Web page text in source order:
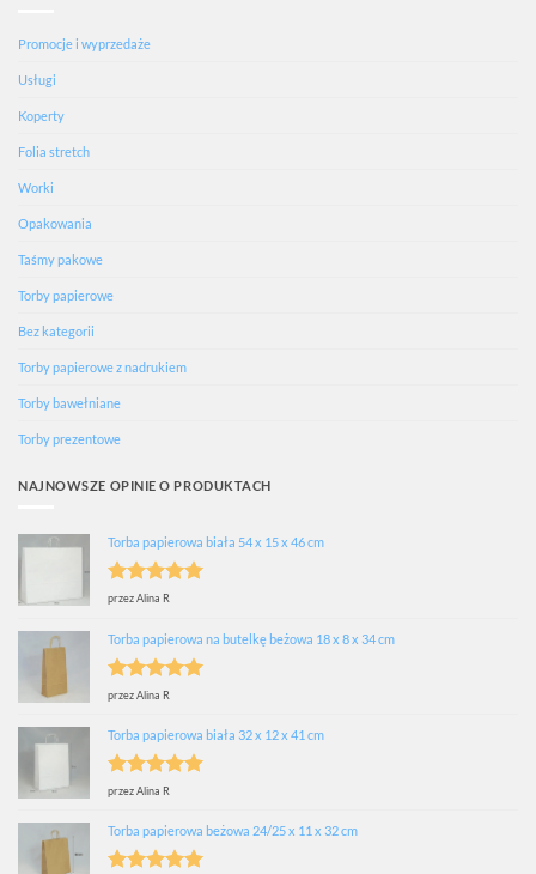
Promocje i wyprzedaże
Usługi
Koperty
Folia stretch
Worki
Opakowania
Taśmy pakowe
Torby papierowe
Bez kategorii
Torby papierowe z nadrukiem
Torby bawełniane
Torby prezentowe
NAJNOWSZE OPINIE O PRODUKTACH
Torba papierowa biała 54 x 15 x 46 cm
Oceniono
przez Alina R
Torba papierowa na butelkę beżowa 18 x 8 x 34 cm
Oceniono
przez Alina R
Torba papierowa biała 32 x 12 x 41 cm
Oceniono
przez Alina R
Torba papierowa beżowa 24/25 x 11 x 32 cm